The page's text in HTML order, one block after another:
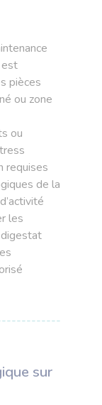
est
pièces
ou zone
ou
requises
de la
les
sur